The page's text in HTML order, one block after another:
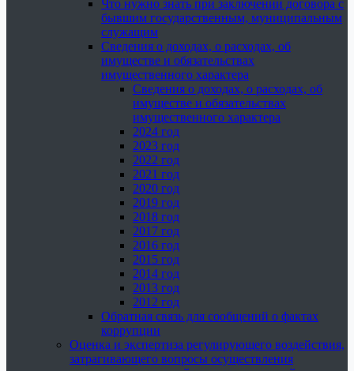
Что нужно знать при заключении договора с
бывшим государственным, муниципальным
служащим
Сведения о доходах, о расходах, об
имуществе и обязательствах
имущественного характера
Сведения о доходах, о расходах, об
имуществе и обязательствах
имущественного характера
2024 год
2023 год
2022 год
2021 год
2020 год
2019 год
2018 год
2017 год
2016 год
2015 год
2014 год
2013 год
2012 год
Обратная связь для сообщений о фактах
коррупции
Оценка и экспертиза регулирующего воздействия,
затрагивающего вопросы осуществления